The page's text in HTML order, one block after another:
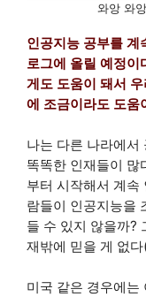
와앙 와
인공지능 공부를 계
로그에 올릴 예정이
게도 도움이 돼서
에 조금이라도 도움
나는 다른 나라에서
똑똑한 인재들이 많
부터 시작해서 계속
람들이 인공지능을
들 수 있지 않을까?
재밖에 믿을 게 없
미국 같은 경우에는